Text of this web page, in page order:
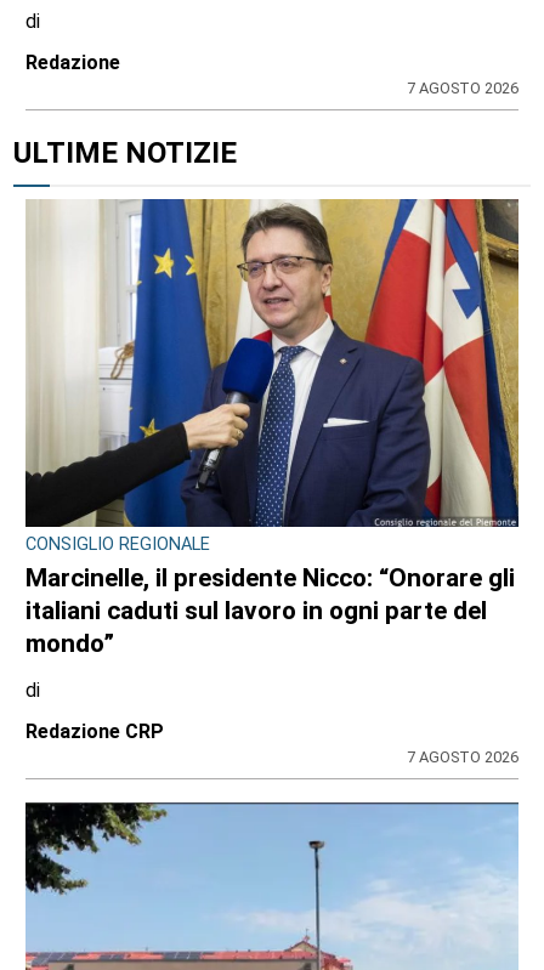
di
Redazione
7 AGOSTO 2026
ULTIME NOTIZIE
CONSIGLIO REGIONALE
Marcinelle, il presidente Nicco: “Onorare gli
italiani caduti sul lavoro in ogni parte del
mondo”
di
Redazione CRP
7 AGOSTO 2026